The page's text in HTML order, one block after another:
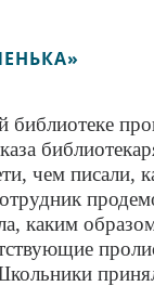
библиотеке
чем писали,
каким